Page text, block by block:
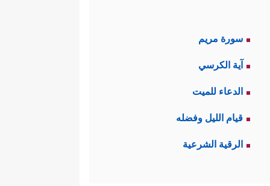
سورة مريم
آية الكرسي
الدعاء للميت
قيام الليل وفضله
الرقية الشرعية